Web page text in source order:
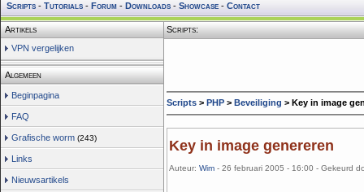
Scripts - Tutorials - Forum - Downloads - Showcase - Contact
Artikels
VPN vergelijken
Algemeen
Beginpagina
FAQ
Grafische worm (243)
Links
Nieuwsartikels
Scripts:
Scripts > PHP > Beveiliging > Key in image
Key in image genereren
Auteur: Wim - 26 februari 2005 - 16:00 - Gekeurd